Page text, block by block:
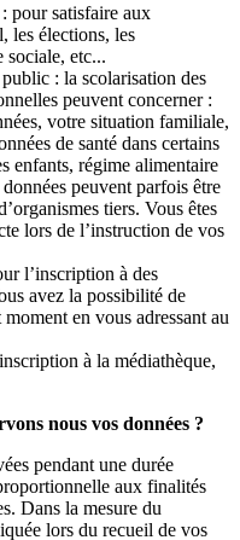
pour satisfaire aux
les élections, les
sociale, etc...
: la scolarisation des
peuvent concerner :
votre situation familiale,
de santé dans certains
enfants, régime alimentaire
peuvent parfois être
tiers. Vous êtes
lors de l’instruction de vos
l’inscription à des
avez la possibilité de
en vous adressant au
à la médiathèque,
nous vos données ?
pendant une durée
aux finalités
Dans la mesure du
lors du recueil de vos